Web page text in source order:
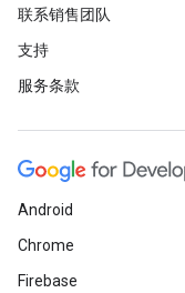
联系销售团队
支持
服务条款
Android
Chrome
Firebase